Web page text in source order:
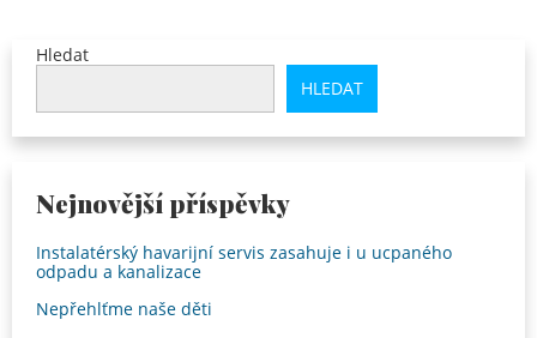
Hledat
HLEDAT
Nejnovější příspěvky
Instalatérský havarijní servis zasahuje i u ucpaného
odpadu a kanalizace
Nepřehlťme naše děti